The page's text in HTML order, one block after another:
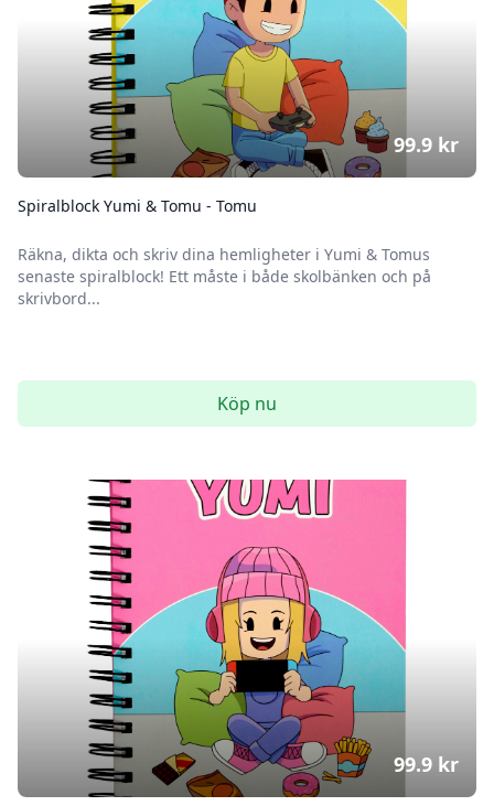
Spiralblock Yumi & Tomu - Tomu
Räkna, dikta och skriv dina hemligheter i Yumi & Tomus
senaste spiralblock! Ett måste i både skolbänken och på
skrivbord...
99.9 kr
Köp nu
99.9 kr